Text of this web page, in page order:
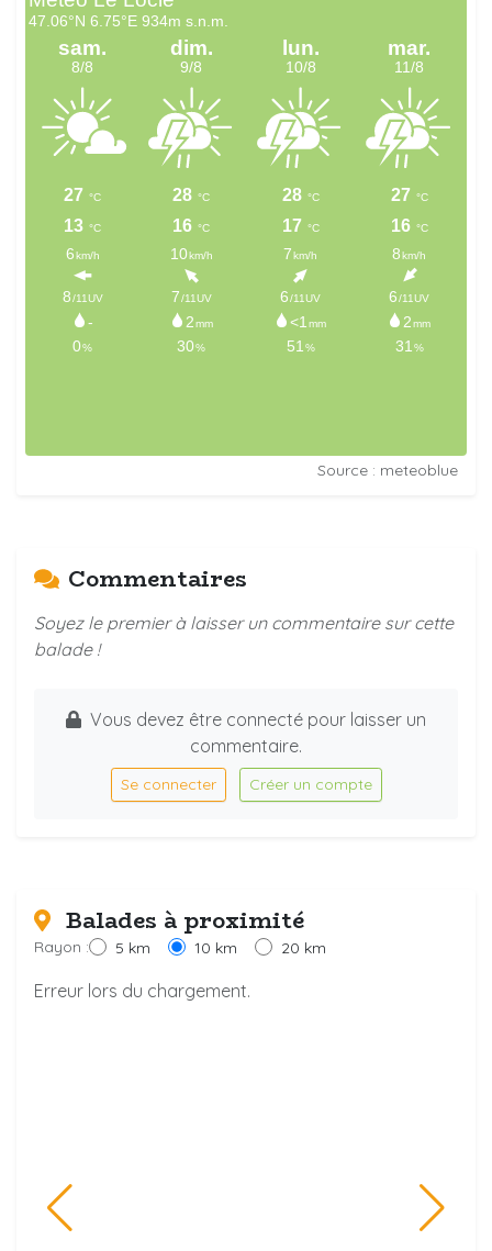
Source : meteoblue
Commentaires
Soyez le premier à laisser un commentaire sur cette
balade !
Vous devez être connecté pour laisser un
commentaire.
Se connecter Créer un compte
Balades à proximité
Rayon : 5 km 10 km 20 km
Erreur lors du chargement.